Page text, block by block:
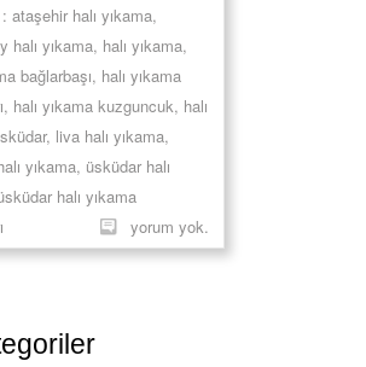
ataşehir halı yıkama,
halı yıkama, halı yıkama,
bağlarbaşı, halı yıkama
, halı yıkama kuzguncuk, halı
, liva halı yıkama,
yıkama, üsküdar halı
halı yıkama
yorum yok.